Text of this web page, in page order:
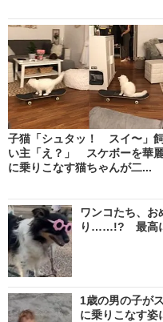
子猫「シュタッ！ スイ〜」
い主「え？」 スケボーを華
に乗りこなす猫ちゃんが二...
ワンコたち、お
り……!? 最高に
1歳の男の子が
に乗りこなす姿